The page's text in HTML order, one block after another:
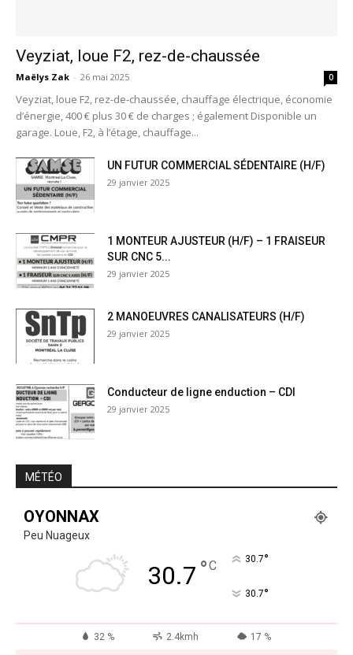
Veyziat, loue F2, rez-de-chaussée
Maëlys Zak - 26 mai 2025 0
Veyziat, loue F2, rez-de-chaussée, chauffage électrique, économie
d’énergie, 400 € plus 30 € de charges ; également Disponible un
garage. Loue, F2, à l’étage, chauffage...
UN FUTUR COMMERCIAL SÉDENTAIRE (H/F)
29 janvier 2025
1 MONTEUR AJUSTEUR (H/F) – 1 FRAISEUR
SUR CNC 5...
29 janvier 2025
2 MANOEUVRES CANALISATEURS (H/F)
29 janvier 2025
Conducteur de ligne enduction – CDI
29 janvier 2025
MÉTÉO
OYONNAX
Peu Nuageux
30.7 °C 30.7°
30.7°
32 % 2.4kmh 17 %